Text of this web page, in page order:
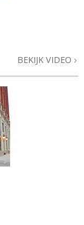
BEKIJK VIDEO